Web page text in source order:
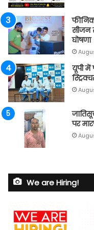
सीजन
घोषणा
यूपी में
पर
We are Hiring!